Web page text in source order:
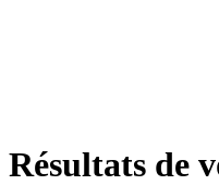
Résultats de